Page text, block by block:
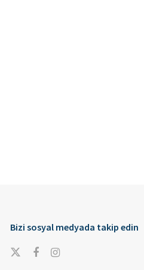
Bizi sosyal medyada takip edin